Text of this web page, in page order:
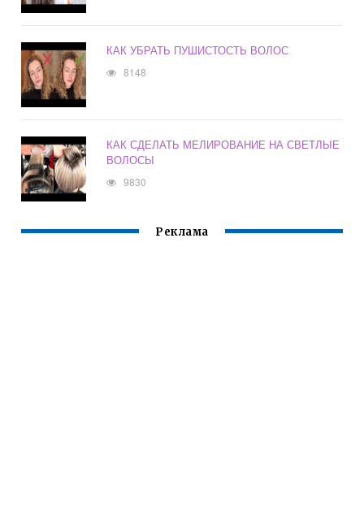
КАК УБРАТЬ ПУШИСТОСТЬ ВОЛОС
8148
КАК СДЕЛАТЬ МЕЛИРОВАНИЕ НА СВЕТЛЫЕ
ВОЛОСЫ
9830
Реклама